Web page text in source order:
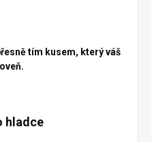
tím kusem, který váš
hladce